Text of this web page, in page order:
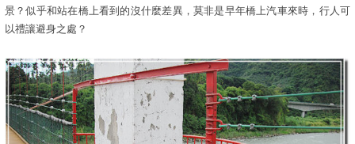
景？似乎和站在橋上看到的沒什麼差異，莫非是早年橋上汽車來時，行人可
以禮讓避身之處？